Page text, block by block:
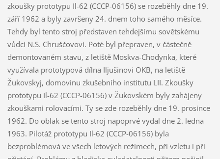
zkoušky prototypu Il-62 (CCCP-06156) se rozeběhly dne 19.
září 1962 a byly završeny 24. dnem toho samého měsíce.
Tehdy byl tento stroj představen tehdejšímu sovětskému
vůdci N.S. Chruščovovi. Poté byl přepraven, v částečně
demontovaném stavu, z letiště Moskva-Chodynka, které
využívala prototypová dílna Iljušinovi OKB, na letiště
Žukovskyj, domovinu zkušebního institutu LII. Zkoušky
prototypu Il-62 (CCCP-06156) v Žukovském byly zahájeny
zkouškami rolovacími. Ty se zde rozeběhly dne 19. prosince
1962. Do oblak se tento stroj napoprvé vydal dne 2. ledna
1963. Pilotáž prototypu Il-62 (CCCP-06156) byla
bezproblémová ve všech letových režimech, při vzletu i při